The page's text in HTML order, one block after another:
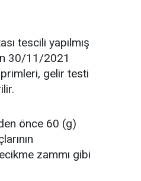
tescili yapılmış
30/11/2021
gelir testi
önce 60 (g)
zammı gibi